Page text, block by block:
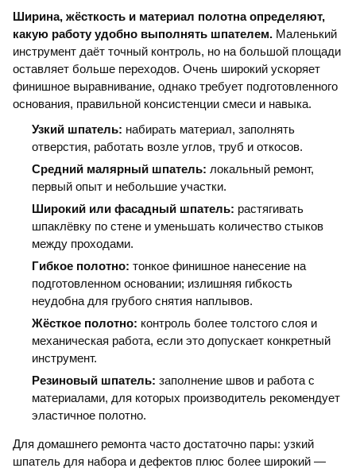
Ширина, жёсткость и материал полотна определяют,
какую работу удобно выполнять шпателем. Маленький
инструмент даёт точный контроль, но на большой площади
оставляет больше переходов. Очень широкий ускоряет
финишное выравнивание, однако требует подготовленного
основания, правильной консистенции смеси и навыка.
Узкий шпатель: набирать материал, заполнять
отверстия, работать возле углов, труб и откосов.
Средний малярный шпатель: локальный ремонт,
первый опыт и небольшие участки.
Широкий или фасадный шпатель: растягивать
шпаклёвку по стене и уменьшать количество стыков
между проходами.
Гибкое полотно: тонкое финишное нанесение на
подготовленном основании; излишняя гибкость
неудобна для грубого снятия наплывов.
Жёсткое полотно: контроль более толстого слоя и
механическая работа, если это допускает конкретный
инструмент.
Резиновый шпатель: заполнение швов и работа с
материалами, для которых производитель рекомендует
эластичное полотно.
Для домашнего ремонта часто достаточно пары: узкий
шпатель для набора и дефектов плюс более широкий —